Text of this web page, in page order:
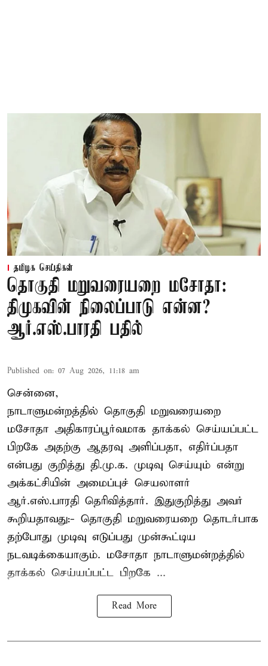
தமிழக செய்திகள்
தொகுதி மறுவரையறை மசோதா:
திமுகவின் நிலைப்பாடு என்ன?
ஆர்.எஸ்.பாரதி பதில்
Published on: 07 Aug 2026, 11:18 am
சென்னை,
நாடாளுமன்றத்தில் தொகுதி மறுவரையறை
மசோதா அதிகாரப்பூர்வமாக தாக்கல் செய்யப்பட்ட
பிறகே அதற்கு ஆதரவு அளிப்பதா, எதிர்ப்பதா
என்பது குறித்து தி.மு.க. முடிவு செய்யும் என்று
அக்கட்சியின் அமைப்புச் செயலாளர்
ஆர்.எஸ்.பாரதி தெரிவித்தார். இதுகுறித்து அவர்
கூறியதாவது:- தொகுதி மறுவரையறை தொடர்பாக
தற்போது முடிவு எடுப்பது முன்கூட்டிய
நடவடிக்கையாகும். மசோதா நாடாளுமன்றத்தில்
தாக்கல் செய்யப்பட்ட பிறகே ...
Read More